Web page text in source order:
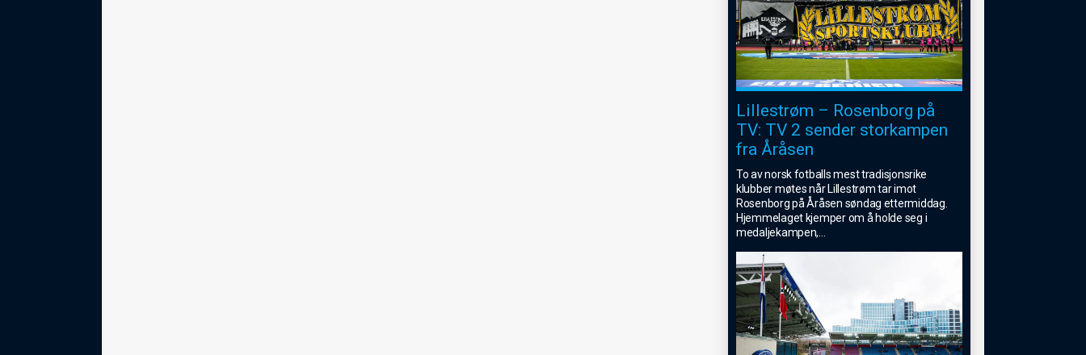
Lillestrøm – Rosenborg på
TV: TV 2 sender storkampen
fra Åråsen
To av norsk fotballs mest tradisjonsrike
klubber møtes når Lillestrøm tar imot
Rosenborg på Åråsen søndag ettermiddag.
Hjemmelaget kjemper om å holde seg i
medaljekampen,